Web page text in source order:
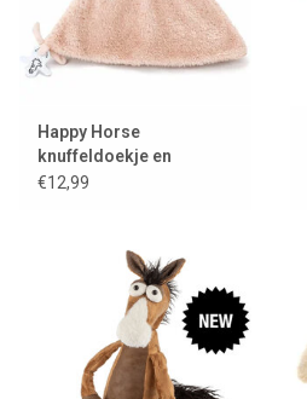
Happy Horse
knuffeldoekje en
speenhouder biggetje
€12,99